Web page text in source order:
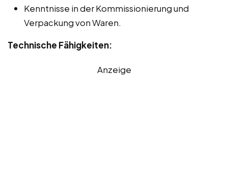
Kenntnisse in der Kommissionierung und
Verpackung von Waren.
Technische Fähigkeiten:
Anzeige